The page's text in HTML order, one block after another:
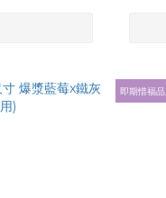
即期惜福品